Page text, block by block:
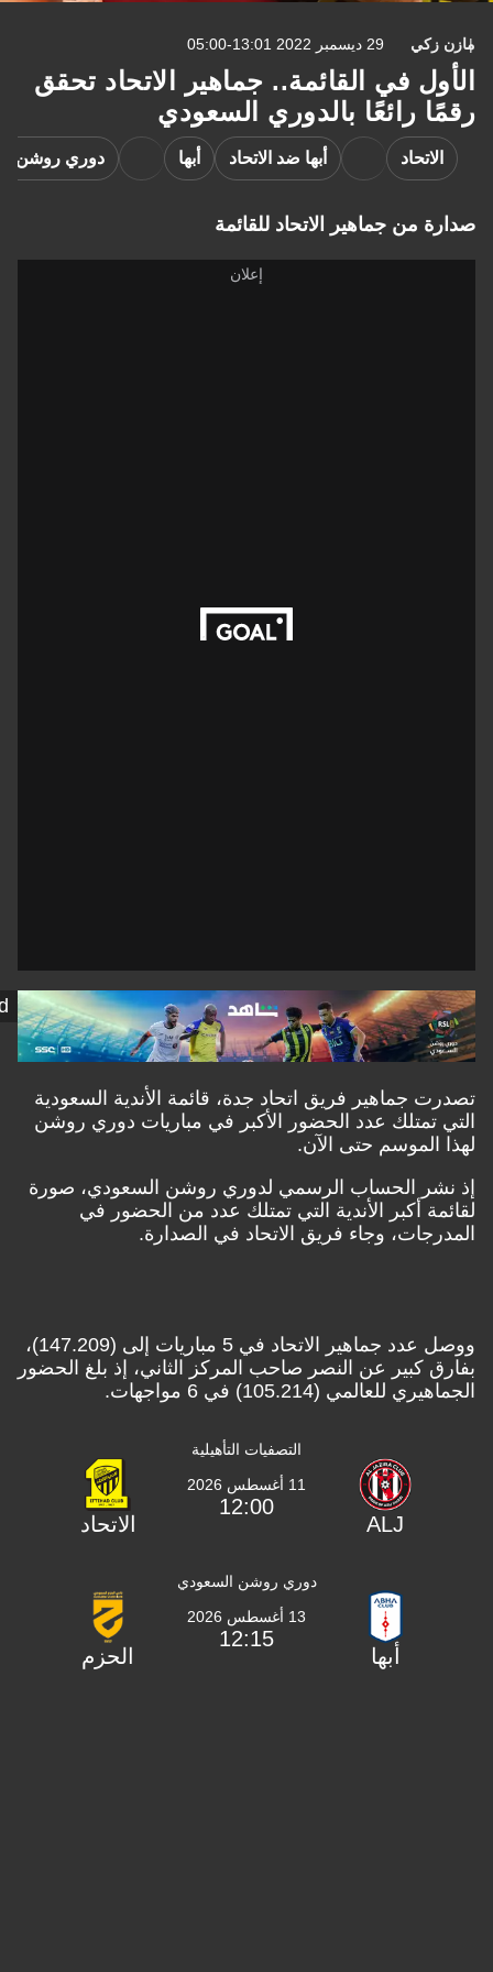
29 ديسمبر 2022 13:01-05:00
في القائمة.. جماهير الاتحاد تحقق
رائعًا بالدوري السعودي
أبها ضد الاتحاد أبها دوري روشن السعودي
من جماهير الاتحاد للقائمة
Shahid
جماهير فريق اتحاد جدة، قائمة الأندية السعودية
عدد الحضور الأكبر في مباريات دوري روشن
حتى الآن.
الحساب الرسمي لدوري روشن السعودي، صورة
أكبر الأندية التي تمتلك عدد من الحضور في
وجاء فريق الاتحاد في الصدارة.
ووصل عدد جماهير الاتحاد في 5 مباريات إلى (147.209)،
كبير عن النصر صاحب المركز الثاني، إذ بلغ الحضور
(105.214) في 6 مواجهات.
التصفيات التأهيلية
11 أغسطس 2026
دوري روشن السعودي